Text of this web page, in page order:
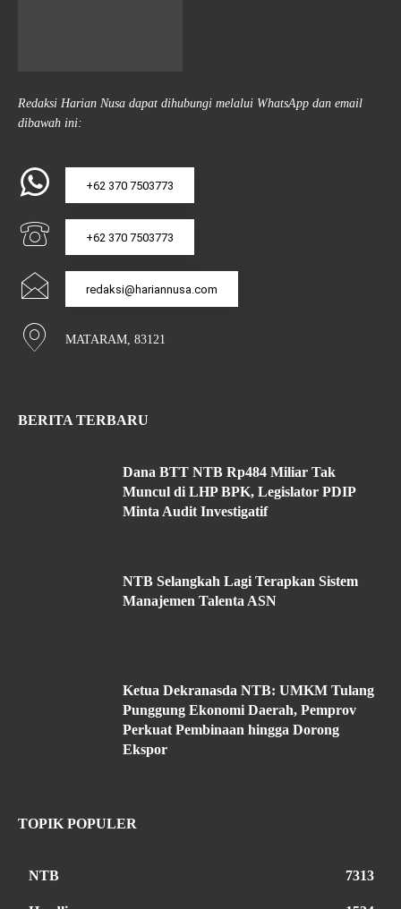
Redaksi Harian Nusa dapat dihubungi melalui WhatsApp dan email
dibawah ini:
+62 370 7503773
+62 370 7503773
redaksi@hariannusa.com
MATARAM, 83121
BERITA TERBARU
Dana BTT NTB Rp484 Miliar Tak
Muncul di LHP BPK, Legislator PDIP
Minta Audit Investigatif
NTB Selangkah Lagi Terapkan Sistem
Manajemen Talenta ASN
Ketua Dekranasda NTB: UMKM Tulang
Punggung Ekonomi Daerah, Pemprov
Perkuat Pembinaan hingga Dorong
Ekspor
TOPIK POPULER
NTB 7313